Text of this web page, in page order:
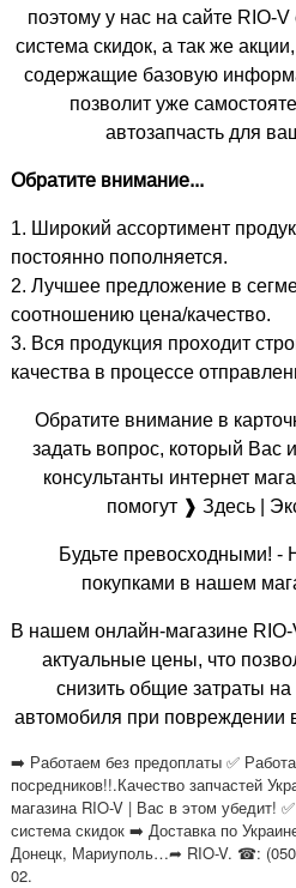
поэтому у нас на сайте RIO-V
система скидок, а так же
содержащие базовую
позволит уже
автозапчасть для
Обратите внимание...
1. Широкий ассортимент
постоянно пополняется.
2. Лучшее предложение в
соотношению цена/качество.
3. Вся продукция проходит
качества в процессе
Обратите внимание в
задать вопрос, который Вас
консультанты интернет
помогут ❱ Здесь |
Будьте превосходными! -
покупками в нашем
В нашем онлайн-магазине RIO-
актуальные цены, что
снизить общие затраты
автомобиля при повреждении
➡️ Работаем без предоплаты ✅
посредников!!.Качество запчастей
магазина RIO-V | Вас в этом убедит!
система скидок ➡️ Доставка по
Донецк, Мариуполь…➦ RIO-V. ☎:
02.